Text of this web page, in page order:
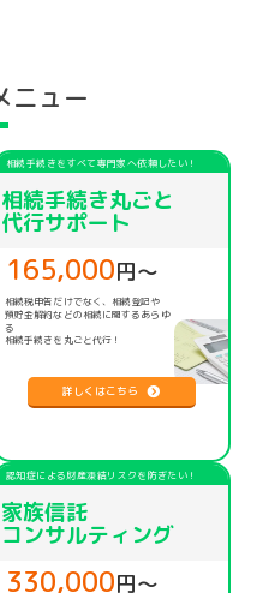
ニュー
相続手続きをすべて専門家へ依頼したい！
相続手続き丸ごと
代行サポート
165,000円〜
相続税申告だけでなく、相続登記や
預貯金解約などの相続に関するあらゆ
る
相続手続きを丸ごと代行！
詳しくはこちら
認知症による財産凍結リスクを防ぎたい！
家族信託
コンサルティング
330,000円〜